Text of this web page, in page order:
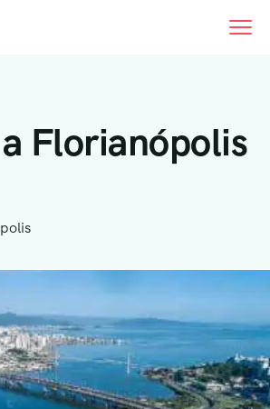
Florianópolis